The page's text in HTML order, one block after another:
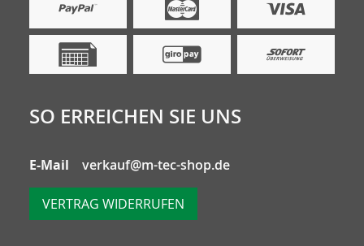
SO ERREICHEN SIE UNS
E-Mail verkauf@m-tec-shop.de
VERTRAG WIDERRUFEN